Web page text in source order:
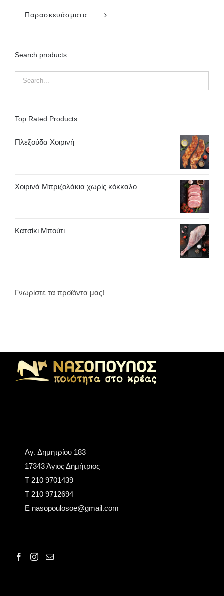
Παρασκευάσματα
Search products
Top Rated Products
Πλεξούδα Χοιρινή
Χοιρινά Μπριζολάκια χωρίς κόκκαλο
Κατσίκι Μπούτι
Γνωρίστε τα προϊόντα μας!
Αγ. Δημητρίου 183
17343 Άγιος Δημήτριος
Τ 210 9701439
T 210 9712694
E nasopoulosoe@gmail.com